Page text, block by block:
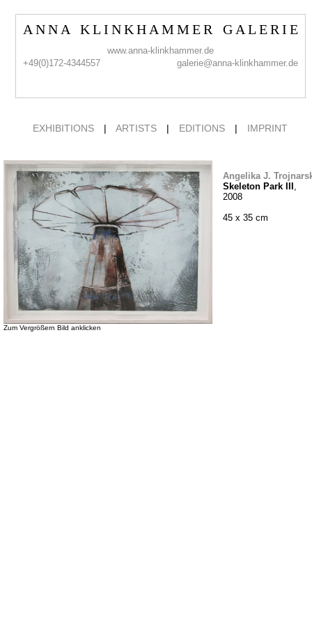
A N N A K L I N K H A M M E R G A L E R I E
www.anna-klinkhammer.de
+49(0)172-4344557
galerie@anna-klinkhammer.de
EXHIBITIONS | ARTISTS | EDITIONS | IMPRINT
Zum Vergrößern Bild anklicken
Angelika J.
Skeleton Park III ,
2008
45 x 35 cm